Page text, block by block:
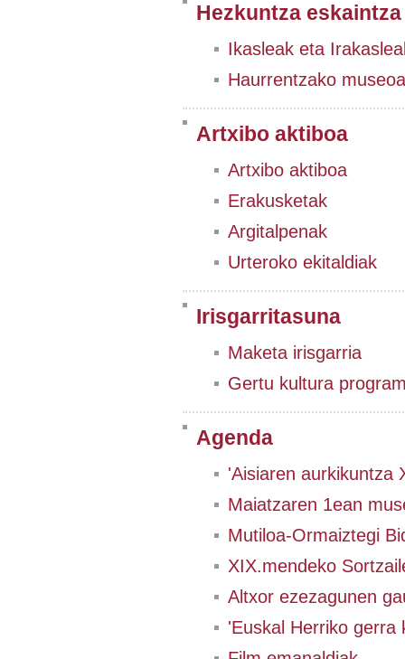
Hezkuntza eskaintza
Ikasleak eta
Haurrentzako museoa
Artxibo aktiboa
Artxibo aktiboa
Erakusketak
Argitalpenak
Urteroko ekitaldiak
Irisgarritasuna
Maketa irisgarria
Gertu kultura
Agenda
'Aisiaren aurkikuntza
Maiatzaren 1ean
Mutiloa-Ormaiztegi
XIX.mendeko
Altxor ezezagunen
'Euskal Herriko gerra